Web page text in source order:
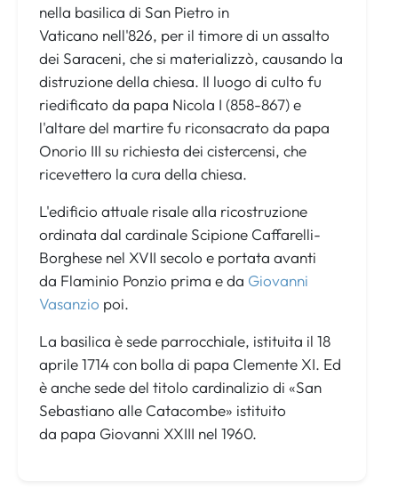
nella basilica di San Pietro in
Vaticano nell'826, per il timore di un assalto
dei Saraceni, che si materializzò, causando la
distruzione della chiesa. Il luogo di culto fu
riedificato da papa Nicola I (858-867) e
l'altare del martire fu riconsacrato da papa
Onorio III su richiesta dei cistercensi, che
ricevettero la cura della chiesa.
L'edificio attuale risale alla ricostruzione
ordinata dal cardinale Scipione Caffarelli-
Borghese nel XVII secolo e portata avanti
da Flaminio Ponzio prima e da Giovanni
Vasanzio poi.
La basilica è sede parrocchiale, istituita il 18
aprile 1714 con bolla di papa Clemente XI. Ed
è anche sede del titolo cardinalizio di «San
Sebastiano alle Catacombe» istituito
da papa Giovanni XXIII nel 1960.